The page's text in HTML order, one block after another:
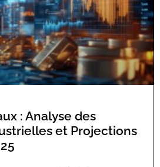
: Analyse des
et Projections